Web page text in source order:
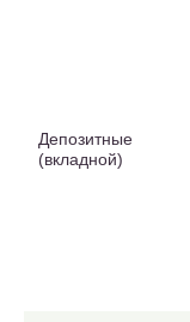
Депозитные
(вкладной)